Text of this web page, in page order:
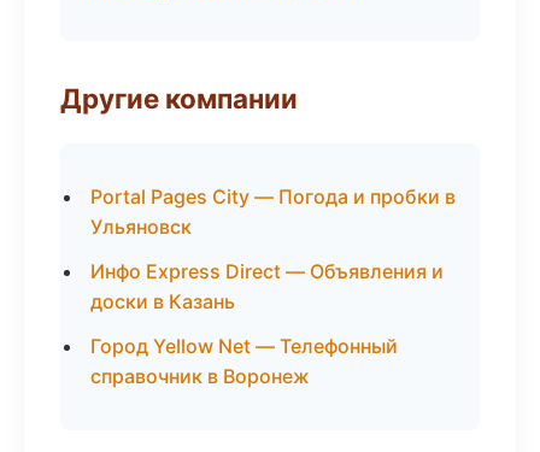
Другие компании
Portal Pages City — Погода и пробки в
Ульяновск
Инфо Express Direct — Объявления и
доски в Казань
Город Yellow Net — Телефонный
справочник в Воронеж